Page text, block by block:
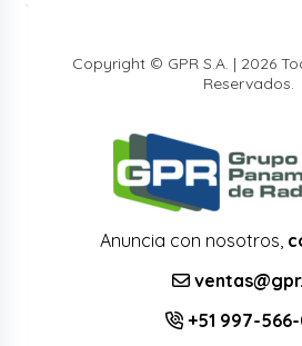
Copyright © GPR S.A. | 2026
Reservados.
Anuncia con nosotros,
+51 997-